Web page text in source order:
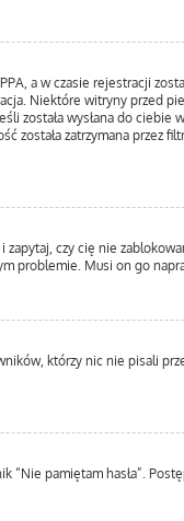
a w czasie rejestracji
Niektóre witryny przed
została wysłana do ciebie
została zatrzymana przez
zapytaj, czy cię nie
problemie. Musi on go
którzy nic nie pisali
“Nie pamiętam hasła”.